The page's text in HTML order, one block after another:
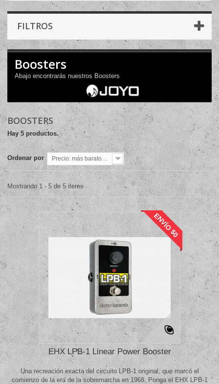
FILTROS
Boosters
Abajo encontrarás nuestros Boosters
BOOSTERS
Hay 5 productos.
Ordenar por
Mostrando 1 - 5 de 5 items
ENVÍO $0
EHX LPB-1 Linear Power Booster
Una recreación exacta del circuito LPB-1 original, que marcó el
comienzo de la era de la sobremarcha en 1968. Ponga el EHX LPB-1